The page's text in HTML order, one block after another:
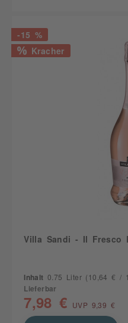
-15 %
Kracher
Villa Sandi - Il Fresco
Inhalt 0.75 Liter (10,64 € /
Lieferbar
7,98 € UVP 9,39 €